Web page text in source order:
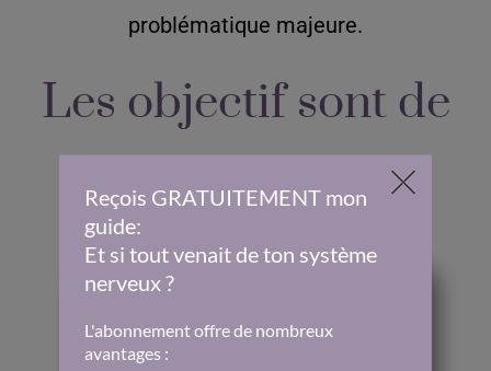
problématique majeure.
Les objectif sont de
: